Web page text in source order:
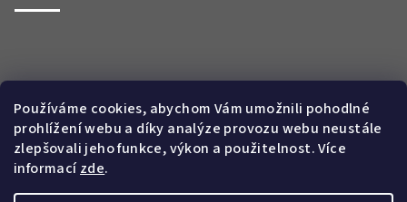
Používáme cookies, abychom Vám umožnili pohodlné
prohlížení webu a díky analýze provozu webu neustále
zlepšovali jeho funkce, výkon a použitelnost. Více
informacízde.